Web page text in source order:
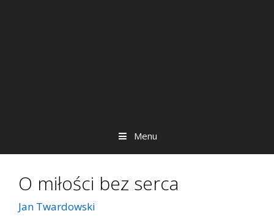
Menu
O mi­ło­ści bez ser­ca
Jan Twardowski